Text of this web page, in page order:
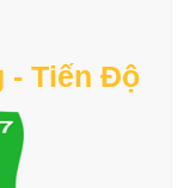
- Tiến Độ